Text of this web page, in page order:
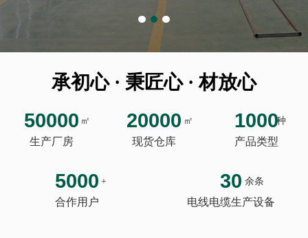
承初心 · 秉匠心 · 材放心
50000 ㎡
生产厂房
20000 ㎡
现货仓库
1000种
产品类型
5000 +
合作用户
30 余条
电线电缆生产设备